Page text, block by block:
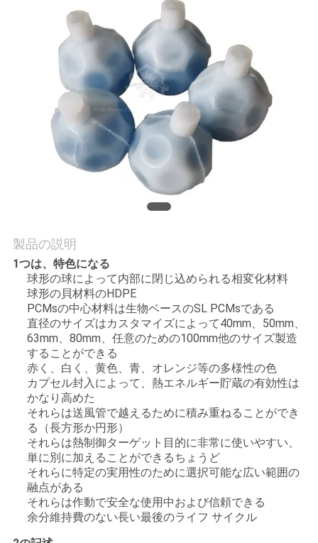
達
製品の説明
1つは、特色になる
球形の球によって内部に閉じ込められる相変化材料
球形の貝材料のHDPE
PCMsの中心材料は生物ベースのSL PCMsである
直径のサイズはカスタマイズによって40mm、50mm、
63mm、80mm、任意のための100mm他のサイズ製造
することができる
赤く、白く、黄色、青、オレンジ等の多様性の色
カプセル封入によって、熱エネルギー貯蔵の有効性は
かなり高めた
それらは送風管で越えるために積み重ねることができ
る（長方形か円形）
それらは熱制御ターゲット目的に非常に使いやすい、
単に別に加えることができるちょうど
それらに特定の実用性のために選択可能な広い範囲の
融点がある
それらは作動で安全な使用中および信頼できる
余分維持費のない長い最後のライフ サイクル